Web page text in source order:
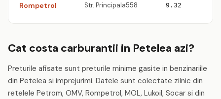
Rompetrol Str. Principala558 9.32
Cat costa carburantii in Petelea azi?
Preturile afisate sunt preturile minime gasite in benzinariile
din Petelea si imprejurimi. Datele sunt colectate zilnic din
retelele Petrom, OMV, Rompetrol, MOL, Lukoil, Socar si din